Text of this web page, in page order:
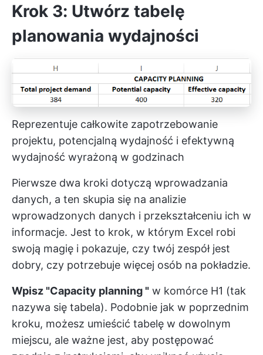
Krok 3: Utwórz tabelę
planowania wydajności
Reprezentuje całkowite zapotrzebowanie
projektu, potencjalną wydajność i efektywną
wydajność wyrażoną w godzinach
Pierwsze dwa kroki dotyczą wprowadzania
danych, a ten skupia się na analizie
wprowadzonych danych i przekształceniu ich w
informacje. Jest to krok, w którym Excel robi
swoją magię i pokazuje, czy twój zespół jest
dobry, czy potrzebuje więcej osób na pokładzie.
Wpisz "Capacity planning " w komórce H1 (tak
nazywa się tabela). Podobnie jak w poprzednim
kroku, możesz umieścić tabelę w dowolnym
miejscu, ale ważne jest, aby postępować